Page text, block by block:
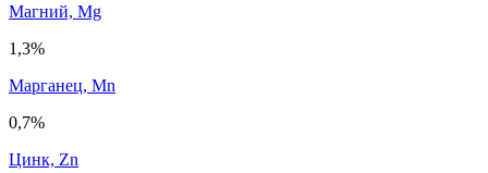
Магний, Mg
1,3%
Марганец, Mn
0,7%
Цинк, Zn